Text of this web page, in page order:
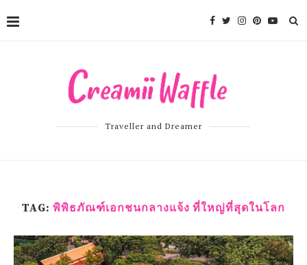
Traveller and Dreamer
TAG: พิพิธภัณฑ์เอกชนกลางแจ้ง ที่ใหญ่ที่สุดในโลก